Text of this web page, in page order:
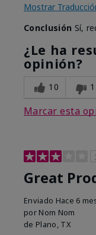
Mostrar
Conclusión Sí,
¿Le ha
opinión?
10 1
Marcar esta
Great
Enviado Hace 6
por Nom Nom
de Plano, TX